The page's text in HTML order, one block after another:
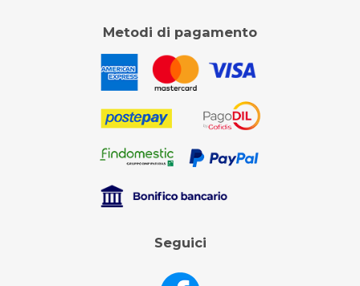
Metodi di pagamento
Seguici